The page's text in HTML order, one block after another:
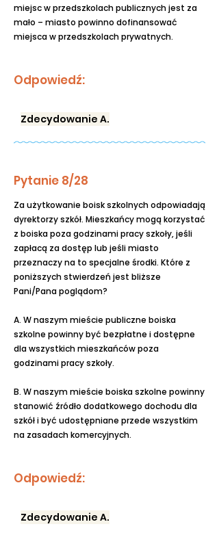
miejsc w przedszkolach publicznych jest za
mało – miasto powinno dofinansować
miejsca w przedszkolach prywatnych.
Odpowiedź:
Zdecydowanie A.
Pytanie 8/28
Za użytkowanie boisk szkolnych odpowiadają
dyrektorzy szkół. Mieszkańcy mogą korzystać
z boiska poza godzinami pracy szkoły, jeśli
zapłacą za dostęp lub jeśli miasto
przeznaczy na to specjalne środki. Które z
poniższych stwierdzeń jest bliższe
Pani/Pana poglądom?
A. W naszym mieście publiczne boiska
szkolne powinny być bezpłatne i dostępne
dla wszystkich mieszkańców poza
godzinami pracy szkoły.
B. W naszym mieście boiska szkolne powinny
stanowić źródło dodatkowego dochodu dla
szkół i być udostępniane przede wszystkim
na zasadach komercyjnych.
Odpowiedź:
Zdecydowanie A.